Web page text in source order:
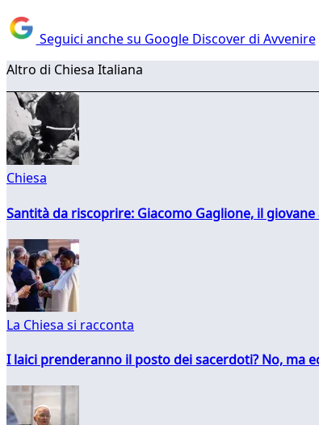
Seguici anche su Google Discover di Avvenire
Altro di Chiesa Italiana
Chiesa
Santità da riscoprire: Giacomo Gaglione, il
La Chiesa si racconta
I laici prenderanno il posto dei sacerdoti? No, ma